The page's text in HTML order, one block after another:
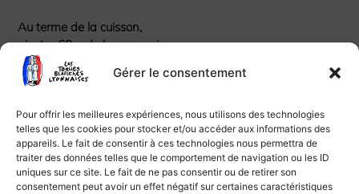
Gérer le consentement
Pour offrir les meilleures expériences, nous utilisons des technologies
telles que les cookies pour stocker et/ou accéder aux informations des
appareils. Le fait de consentir à ces technologies nous permettra de
traiter des données telles que le comportement de navigation ou les ID
uniques sur ce site. Le fait de ne pas consentir ou de retirer son
consentement peut avoir un effet négatif sur certaines caractéristiques
Au terme de la cuisson,
ajouter 60 g de beurre, puis
70 g de parmesan râpé pour
lier le riz.
Faire saisir les sot-l’y-laisse
dans une poêle bien chaude,
bien assaisonner et
débarrasser.